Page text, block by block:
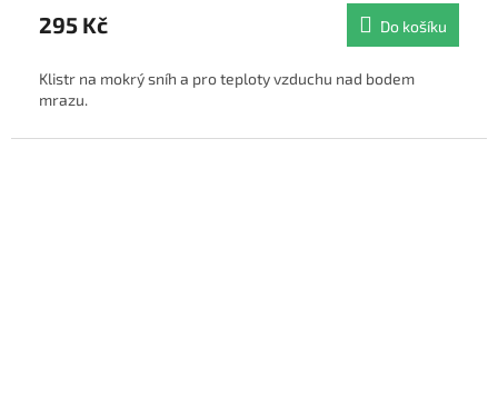
295 Kč Do košíku
Klistr na mokrý sníh a pro teploty vzduchu nad bodem
mrazu.